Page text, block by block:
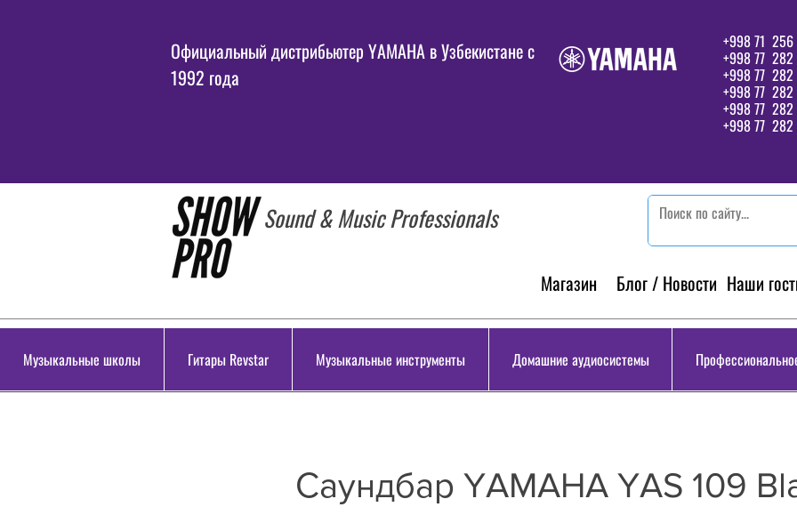
Официальный дистрибьютер YAMAHA в Узбекистане c
1992 года
+998 71
+998 77 282
+998 77
+998 77
+998 77
+998 77
Sound & Music Professionals
Магазин Блог / Новости Наши
Музыкальные школы Гитары Revstar Музыкальные инструменты Домашние аудиосистемы
Саундбар YAMAHA YAS 109